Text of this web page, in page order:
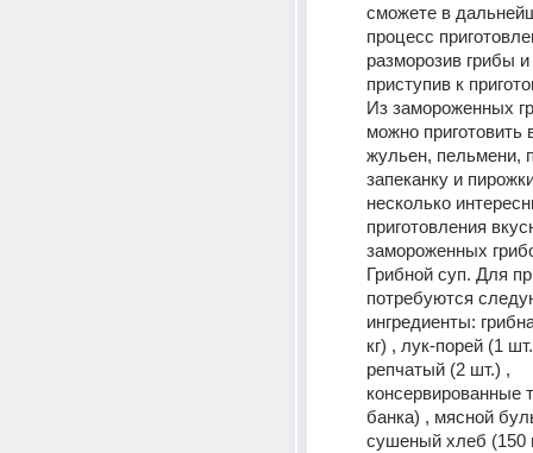
сможете в
процесс
разморозив грибы и
приступив к
Из замороженных
можно приготовить
жульен, пельмени,
запеканку и
несколько
приготовления
замороженных
Грибной суп. Для
потребуются
ингредиенты:
кг) , лук-порей (1
репчатый (2 шт.) ,
консервированные
банка) , мясной
сушеный хлеб (150